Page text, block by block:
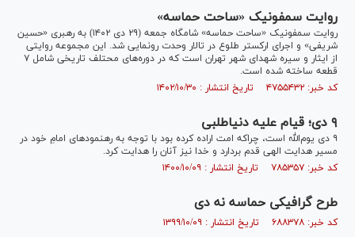
روایت سمفونیک «ساحت حماسه»
روایت سمفونیک «ساحت حماسه» شامگاه جمعه (۲۹ دی ۱۴۰۲) به رهبری «حسین
شریفی» و اجرای ارکستر طلوع در تالار وحدت رونمایی شد. این مجموعه روایتی
از ایثار و سیره شهدای شهر تهران است که در دوره‌های محتلف تاریخی شامل ۷
قطعه ساخته شده است.
کد خبر: ۴۷۵۵۴۳۲ تاریخ انتشار : ۱۴۰۲/۱۰/۳۰
۹ دی؛ قیام علیه دنیا‌طلبی
۹ دی یوم‌الله است، چراکه امت اراده کرده بود با توجه به رهنمود‌های امامِ خود در
مسیر هدایت الهی قدم بردارد و خدا نیز آنان را هدایت کرد.
کد خبر: ۷۸۵۳۵۷ تاریخ انتشار : ۱۴۰۰/۱۰/۰۹
طرح گرافیکی حماسه نه دی
کد خبر: ۶۸۸۳۷۸ تاریخ انتشار : ۱۳۹۹/۱۰/۰۹